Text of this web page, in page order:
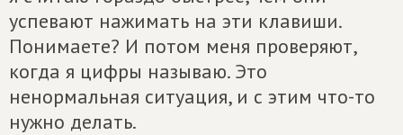
успевают нажимать на эти клавиши.
Понимаете? И потом меня проверяют,
когда я цифры называю. Это
ненормальная ситуация, и с этим что-то
нужно делать.